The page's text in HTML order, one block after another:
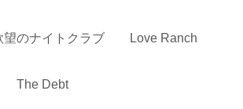
望のナイトクラブ Love Ranch
The Debt